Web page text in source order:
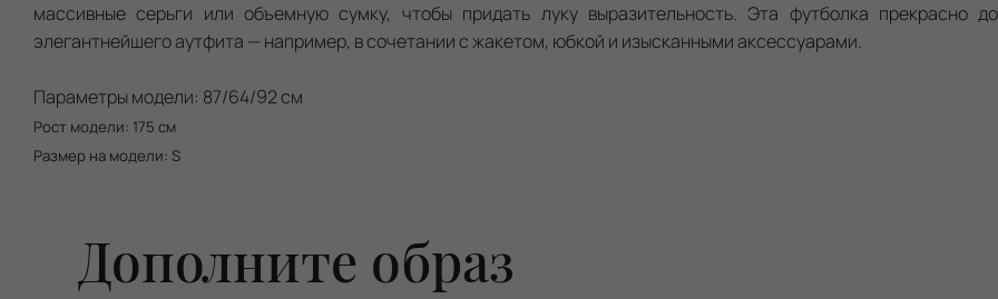
массивные серьги или объемную сумку, чтобы придать луку выразительность. Эта футболка прекрасно
элегантнейшего аутфита — например, в сочетании с жакетом, юбкой и изысканными аксессуарами.
Параметры модели: 87/64/92 см
Рост модели: 175 см
Размер на модели: S
Дополните образ